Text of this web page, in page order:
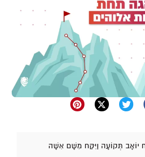
יוֹאָב תְּקוֹעָה וַיִּקַּח מִשָּׁם אִשָּׁה